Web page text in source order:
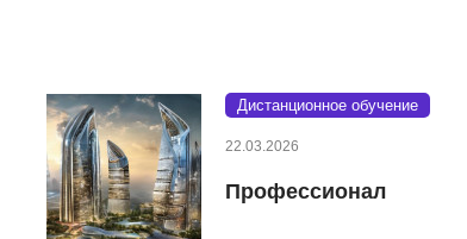
Дистанционное обучение
22.03.2026
Профессионал